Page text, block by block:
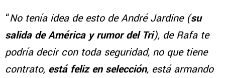
“No tenía idea de esto de André Jardine (su
salida de América y rumor del Tri), de Rafa te
podría decir con toda seguridad, no que tiene
contrato, está feliz en selección, está armando